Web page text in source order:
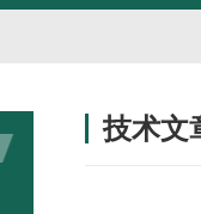
技术文